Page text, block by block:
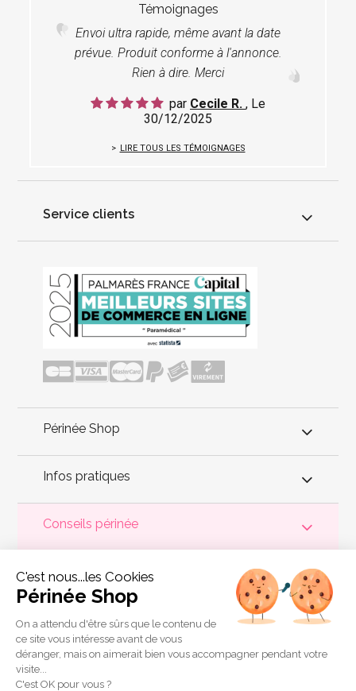
Témoignages
Envoi ultra rapide, même avant la date
prévue. Produit conforme à l'annonce.
Rien à dire. Merci
par Cecile R. , Le
30/12/2025
LIRE TOUS LES TÉMOIGNAGES
Service clients
Périnée Shop
Infos pratiques
Conseils périnée
de muscler et de rééduquer le plancher pelvienpour éviter les
problèmes d'incontinence
, de pesanteur pelvienne, de manque
de sensations durant les rapports sexuels et de petites
fuites
Périnée Shop
a sélectionné les meilleures solutions
pour la rééducation périnéale et pour l'auto-traitement de
l'incontinence à domicile :
biofeedback,cônes vaginaux
connectées etaccessoires pour exercices de Kegel.
Copyright 2011 © Périnée Shop
C'est nous...les Cookies
Périnée Shop
On a attendu d'être sûrs que le contenu de
ce site vous intéresse avant de vous
déranger, mais on aimerait bien vous accompagner pendant votre
visite...
C'est OK pour vous ?